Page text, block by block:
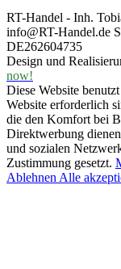
RT-Handel - Inh.
info@RT-Handel.de
DE262604735
Design und
now!
Diese Website
Website erforderlich
die den Komfort bei
Direktwerbung
und sozialen
Zustimmung gesetzt.
Ablehnen Alle